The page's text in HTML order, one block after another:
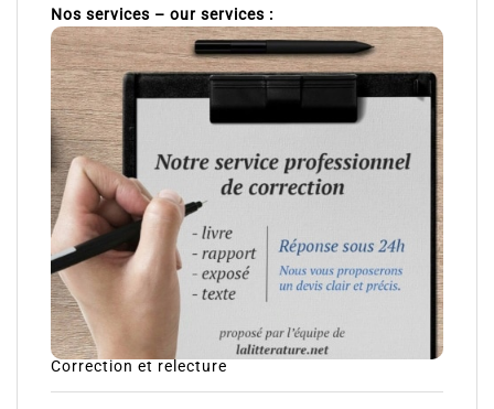
Nos services – our services :
Correction et relecture